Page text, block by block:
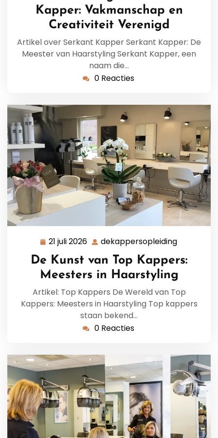
Kapper: Vakmanschap en
Creativiteit Verenigd
Artikel over Serkant Kapper Serkant Kapper: De
Meester van Haarstyling Serkant Kapper, een
naam die…
0 Reacties
21 juli 2026 21
2026
dekappersopleiding
De Kunst van Top Kappers:
Meesters in Haarstyling
Artikel: Top Kappers De Wereld van Top
Kappers: Meesters in Haarstyling Top kappers
staan bekend…
0 Reacties